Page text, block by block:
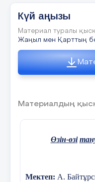
тиіс.
Авторы: Тұрсын
Күй аңызы
Материал туралы
Жаңыл мен Қарттың
Материалдың
Өзiн-өзi
Мектеп: А.